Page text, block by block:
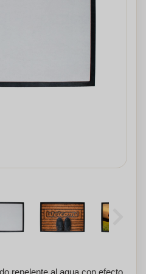
repelente al agua con efecto